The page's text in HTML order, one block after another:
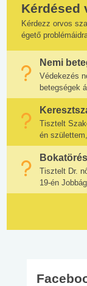
Kérdésed
Kérdezz orvos
égető
Nemi
Védekezés
betegségek
Tisztelt
én
Tisztelt Dr.
19-én